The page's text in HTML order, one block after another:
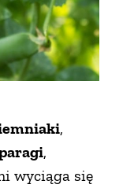
,
,
wyciąga się